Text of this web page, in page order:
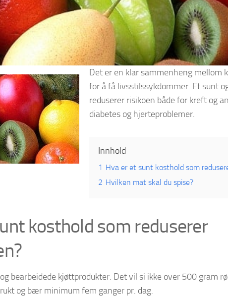
Det er en klar sammenheng mellom
for å få livsstilssykdommer. Et sunt
reduserer risikoen både for kreft og
diabetes og hjerteproblemer.
Innhold
1 Hva er et sunt kosthold som
2 Hvilken mat skal du spise?
kosthold som reduserer
bearbeidede kjøttprodukter. Det vil si ikke over 500 gram
og bær minimum fem ganger pr. dag.